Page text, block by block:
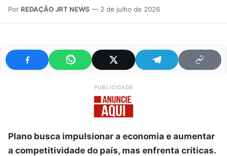
Por REDAÇÃO JRT NEWS — 2 de julho de 2026
PUBLICIDADE
Plano busca impulsionar a economia e aumentar
a competitividade do país, mas enfrenta críticas.